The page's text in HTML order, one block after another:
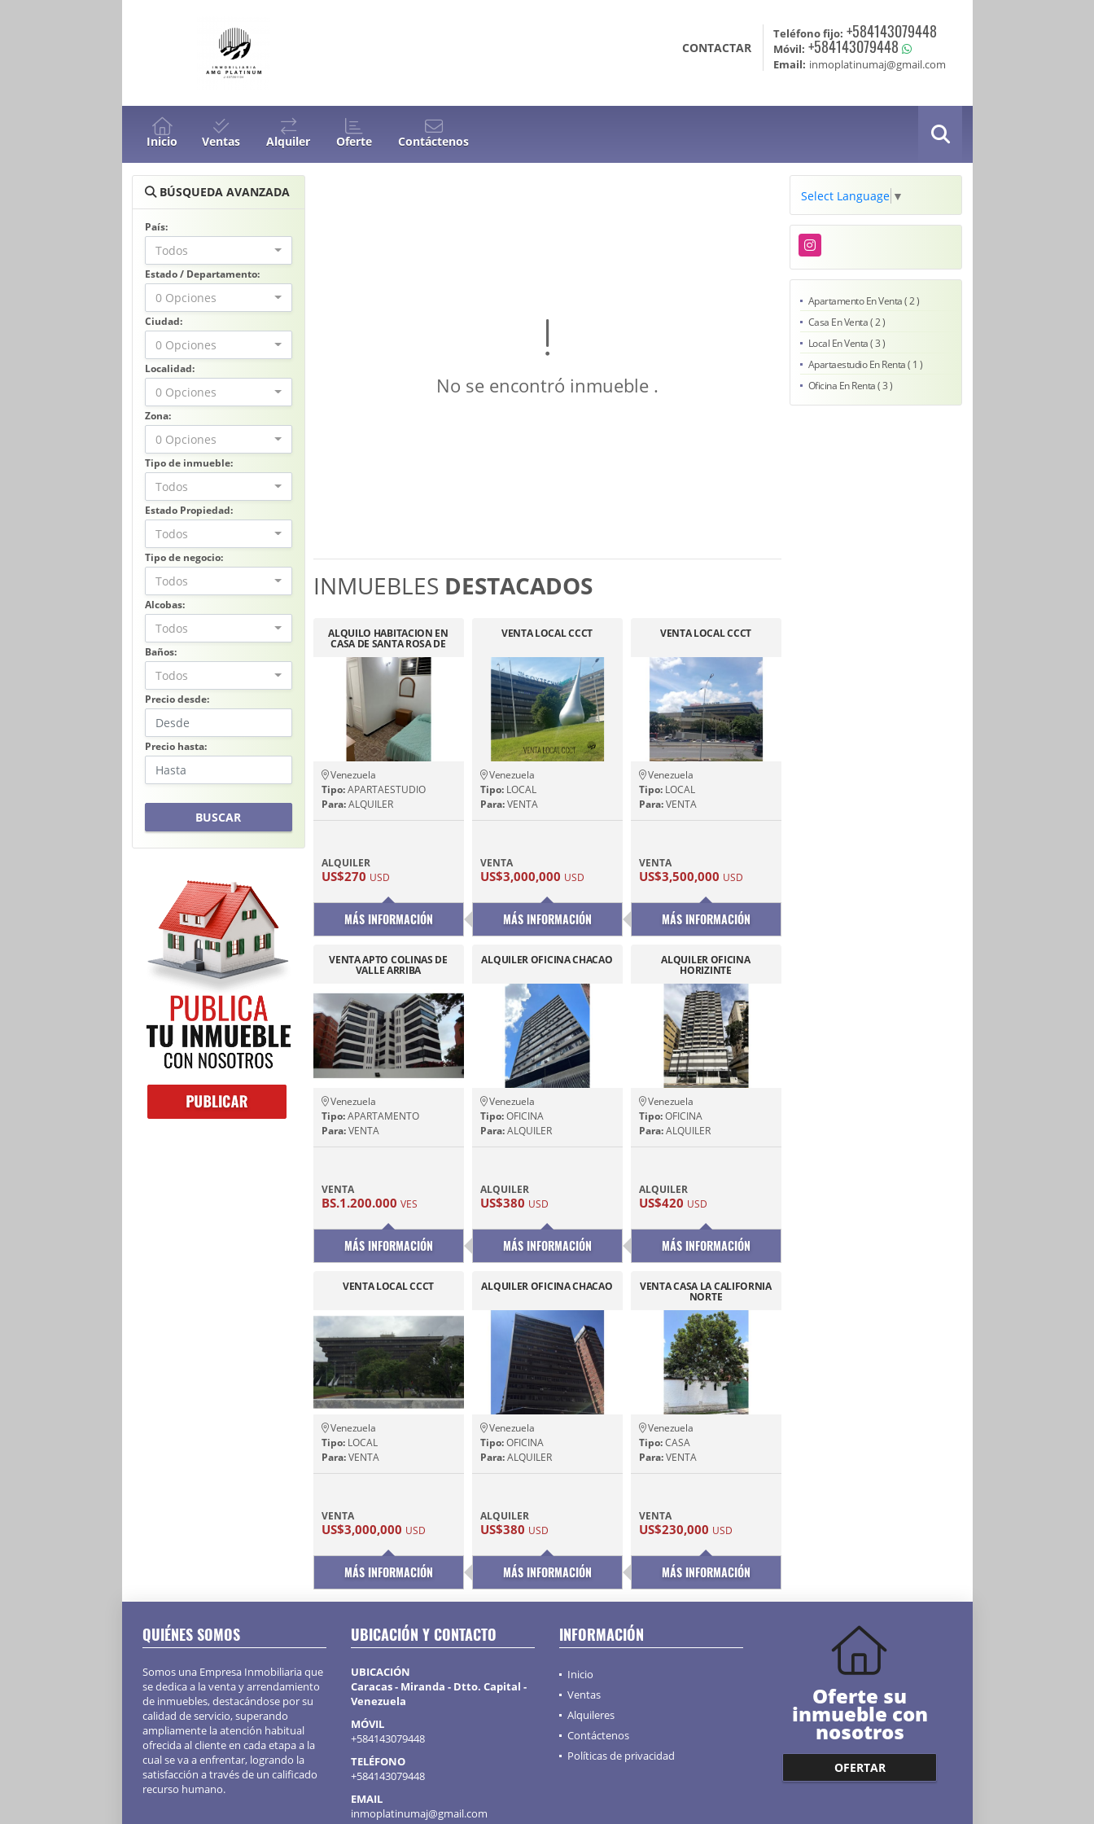
CONTACTAR
Teléfono fijo: +584143079448
Móvil: +584143079448
Email: inmoplatinumaj@gmail.com
Inicio Ventas Alquiler Oferte Contáctenos
BÚSQUEDA AVANZADA
País:
Todos
Estado / Departamento:
0 Opciones
Ciudad:
0 Opciones
Localidad:
0 Opciones
Zona:
0 Opciones
Tipo de inmueble:
Todos
Estado Propiedad:
Todos
Tipo de negocio:
Todos
Alcobas:
Todos
Baños:
Todos
Precio desde:
Precio hasta:
BUSCAR
No se encontró inmueble .
INMUEBLES DESTACADOS
ALQUILO HABITACION EN
CASA DE SANTA ROSA DE
LIMA
Venezuela
Tipo:APARTAESTUDIO
Para:ALQUILER
ALQUILER
US$270 USD
MÁS INFORMACIÓN
VENTA LOCAL CCCT
Venezuela
Tipo:LOCAL
Para:VENTA
VENTA
US$3,000,000 USD
MÁS INFORMACIÓN
VENTA LOCAL CCCT
Venezuela
Tipo:LOCAL
Para:VENTA
VENTA
US$3,500,000 USD
MÁS INFORMACIÓN
VENTA APTO COLINAS DE
VALLE ARRIBA
Venezuela
Tipo:APARTAMENTO
Para:VENTA
VENTA
BS.1.200.000 VES
MÁS INFORMACIÓN
ALQUILER OFICINA CHACAO
Venezuela
Tipo:OFICINA
Para:ALQUILER
ALQUILER
US$380 USD
MÁS INFORMACIÓN
ALQUILER OFICINA
HORIZINTE
Venezuela
Tipo:OFICINA
Para:ALQUILER
ALQUILER
US$420 USD
MÁS INFORMACIÓN
VENTA LOCAL CCCT
Venezuela
Tipo:LOCAL
Para:VENTA
VENTA
US$3,000,000 USD
MÁS INFORMACIÓN
ALQUILER OFICINA CHACAO
Venezuela
Tipo:OFICINA
Para:ALQUILER
ALQUILER
US$380 USD
MÁS INFORMACIÓN
VENTA CASA LA CALIFORNIA
NORTE
Venezuela
Tipo:CASA
Para:VENTA
VENTA
US$230,000 USD
MÁS INFORMACIÓN
Select Language ▼
Instagram
Apartamento En Venta ( 2 )
Casa En Venta ( 2 )
Local En Venta ( 3 )
Apartaestudio En Renta ( 1 )
Oficina En Renta ( 3 )
QUIÉNES SOMOS
Somos una Empresa Inmobiliaria que
se dedica a la venta y arrendamiento
de inmuebles, destacándose por su
calidad de servicio, superando
ampliamente la atención habitual
ofrecida al cliente en cada etapa a la
cual se va a enfrentar, logrando la
satisfacción a través de un calificado
recurso humano.
UBICACIÓN Y CONTACTO
UBICACIÓN
Caracas - Miranda - Dtto. Capital -
Venezuela
MÓVIL
+584143079448
TELÉFONO
+584143079448
EMAIL
inmoplatinumaj@gmail.com
INFORMACIÓN
Inicio
Ventas
Alquileres
Contáctenos
Políticas de privacidad
Oferte su
inmueble con
nosotros
OFERTAR